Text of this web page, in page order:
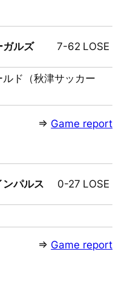
ガルズ 7-62 LOSE
ド（秋津サッカー
⇒ Game report
パルス 0-27 LOSE
⇒ Game report